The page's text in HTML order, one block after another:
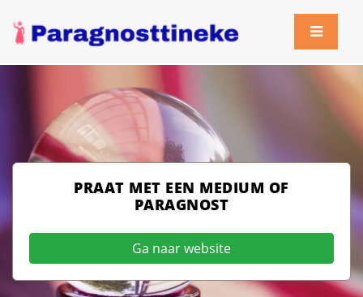
PRAAT MET EEN MEDIUM OF
PARAGNOST
Ga naar website